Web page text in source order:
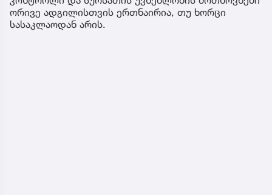
ორივე ადგილისთვის ერთნაირია, თუ ხორცი
სასაკლაოდან არის.